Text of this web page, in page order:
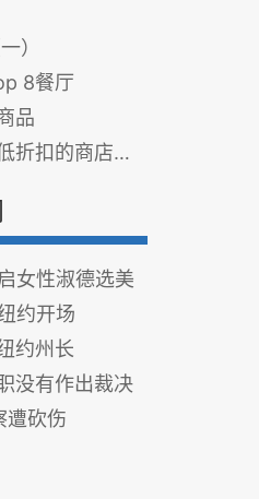
）
8餐厅
品
的商店（图）
女性淑德选美
约开场
约州长
没有作出裁决
遭砍伤